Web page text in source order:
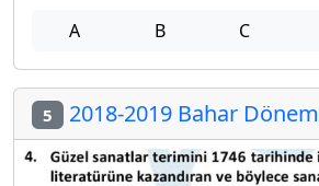
A B C
5 2018-2019 Bahar Dönemi